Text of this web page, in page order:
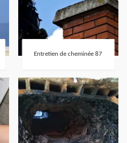
Entretien de cheminée 87